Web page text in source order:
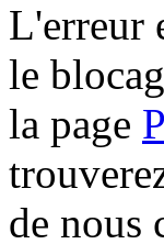
L'erreur
le
la page
de nous